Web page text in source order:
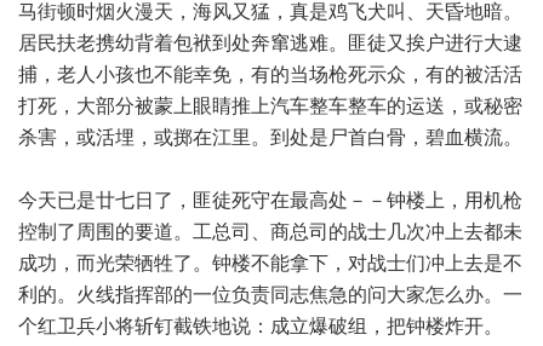
马街顿时烟火漫天，海风又猛，真是鸡飞犬叫、天昏地暗。
居民扶老携幼背着包袱到处奔窜逃难。匪徒又挨户进行大逮
捕，老人小孩也不能幸免，有的当场枪死示众，有的被活活
打死，大部分被蒙上眼睛推上汽车整车整车的运送，或秘密
杀害，或活埋，或掷在江里。到处是尸首白骨，碧血横流。
今天已是廿七日了，匪徒死守在最高处－－钟楼上，用机枪
控制了周围的要道。工总司、商总司的战士几次冲上去都未
成功，而光荣牺牲了。钟楼不能拿下，对战士们冲上去是不
利的。火线指挥部的一位负责同志焦急的问大家怎么办。一
个红卫兵小将斩钉截铁地说：成立爆破组，把钟楼炸开。